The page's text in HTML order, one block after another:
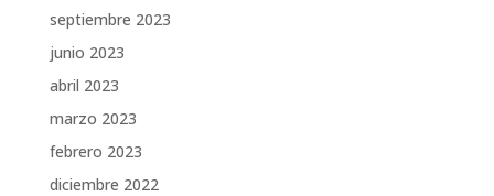
septiembre 2023
junio 2023
abril 2023
marzo 2023
febrero 2023
diciembre 2022